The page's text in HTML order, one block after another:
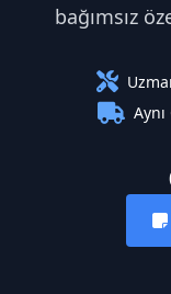
bağımsız